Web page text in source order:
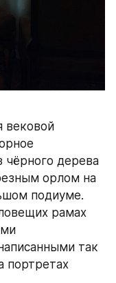
вековой
чёрного дерева
орлом на
подиуме.
рамах
так
портретах